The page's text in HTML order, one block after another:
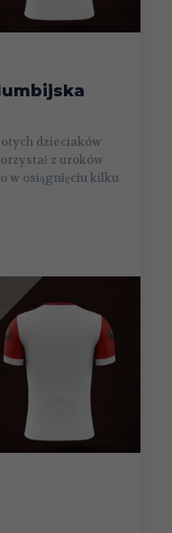
dzieciaków
z uroków
w osiągnięciu kilku